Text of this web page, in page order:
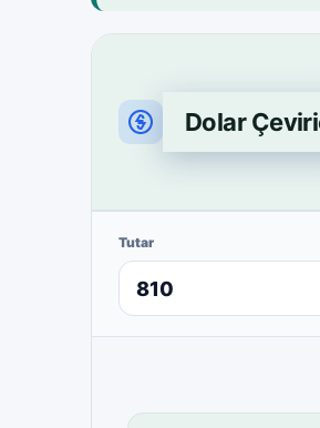
Dolar
Tutar